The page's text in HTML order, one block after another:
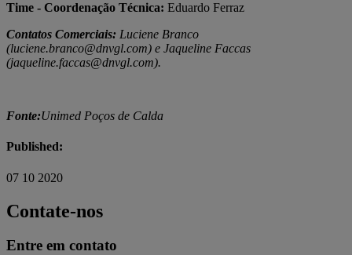
Time - Coordenação Técnica: Eduardo Ferraz
Contatos Comerciais: Luciene Branco
(luciene.branco@dnvgl.com) e Jaqueline Faccas
(jaqueline.faccas@dnvgl.com).
Fonte:Unimed Poços de Calda
Published:
07 10 2020
Contate-nos
Entre em contato